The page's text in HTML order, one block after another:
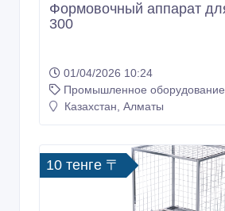
Формовочный аппарат
300
01/04/2026 10:24
Промышленное оборудование
Казахстан, Алматы
10 тенге 〒